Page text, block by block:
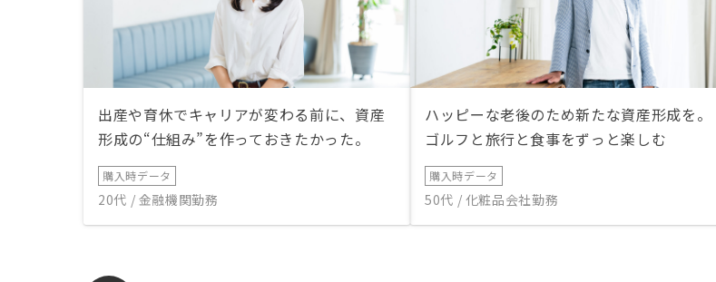
出産や育休でキャリアが変わる前に、資産
形成の“仕組み”を作っておきたかった。
購入時データ
20代 / 金融機関勤務
ハッピーな老後のため新たな資産形成を。
ゴルフと旅行と食事をずっと楽しむ
購入時データ
50代 / 化粧品会社勤務